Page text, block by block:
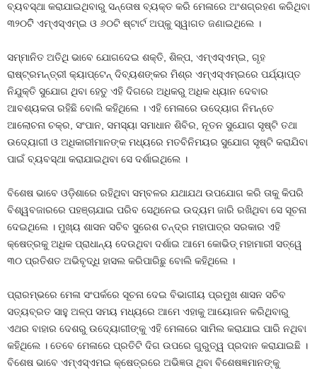
ବ୍ୟବସ୍ଥା କରାଯାଇଥିବାରୁ ସନ୍ତୋଷ ବ୍ୟକ୍ତ କରି ମେଳାରେ ଅଂଶଗ୍ରହଣ କରିଥିବା
୩୨୦ଟିି ଏମ୍‌ଏସ୍‌ଏମ୍‌ଇ ଓ ୬୦ଟି ଷ୍ଟାର୍ଟ ଅପ୍‌କୁ ସ୍ୱାଗତ ଜଣାଇଥିଲେ ।
ସମ୍ମାନିତ ଅତିଥି ଭାବେ ଯୋଗଦେଇ ଶକ୍ତି, ଶିଳ୍ପ, ଏମ୍‌ଏସ୍‌ଏମ୍‌ଇ, ଗୃହ
ରାଷ୍ଟ୍ରମନ୍ତ୍ରୀ କ୍ୟାପ୍‌ଟେନ୍‌ ଦିବ୍ୟଶଙ୍କର ମିଶ୍ର ଏମ୍‌ଏସ୍‌ଏମ୍‌ଇରେ ପର୍ଯ୍ୟାପ୍ତ
ନିଯୁକ୍ତି ସୁଯୋଗ ଥିବା ହେତୁ ଏହି ଦିଗରେ ଅଧିକରୁ ଅଧିକ ଧ୍ୟାନ ଦେବାର
ଆବଶ୍ୟକତା ରହିଛି ବୋଲି କହିଥିଲେ । ଏହି ମେଳାରେ ଉଦ୍ୟୋଗ ନିମନ୍ତେ
ଆଲୋଚନା ଚକ୍ର, ସଂପାନ, ସମସ୍ୟା ସମାଧାନ ଶିବିର, ନୂତନ ସୁଯୋଗ ସୃଷ୍ଟି ତଥା
ଉଦ୍ୟୋଗୀ ଓ ଅଧିକାରୀମାନଙ୍କ ମଧ୍ୟରେ ମତବିନିମୟର ସୁଯୋଗ ସୃଷ୍ଟି କରାଯିବା
ପାଇଁ ବ୍ୟବସ୍ଥା କରାଯାଇଥିବା ସେ ଦର୍ଶାଇଥିଲେ ।
ବିଶେଷ ଭାବେ ଓଡ଼ିଶାରେ ରହିଥିବା ସମ୍ବଳର ଯଥାଯଥ ଉପଯୋଗ କରି ତାକୁ କିପରି
ବିଶ୍ୱବଜାରରେ ପହଞ୍ଚାଯାଇ ପରିବ ସେଥିନେଇ ଉଦ୍ୟମ ଜାରି ରଖିଥିବା ସେ ସୂଚନା
ଦେଇଥିଲେ । ମୁଖ୍ୟ ଶାସନ ସଚିବ ସୁରେଶ ଚନ୍ଦ୍ର ମହାପାତ୍ର ସରକାର ଏହି
କ୍ଷେତ୍ରକୁ ଅଧିକ ପ୍ରାଧାନ୍ୟ ଦେଉଥିବା ଦର୍ଶାଇ ଆମେ କୋଭିଡ୍‌ ମହାମାରୀ ସତ୍ୱେ
୩୦ ପ୍ରତିଶତ ଅଭିବୃଦ୍ଧି ହାସଲ କରିପାରିଛୁ ବୋଲି କହିଥିଲେ ।
ପ୍ରାରମ୍ଭରେ ମେଳା ସଂପର୍କରେ ସୂଚନା ଦେଇ ବିଭାଗୀୟ ପ୍ରମୁଖ ଶାସନ ସଚିବ
ସତ୍ୟବ୍ରତ ସାହୁ ଅଳ୍ପ ସମୟ ମଧ୍ୟରେ ଆମେ ଏହାକୁ ଆୟୋଜନ କରିଥିବାରୁ
ଏଥର ବାହାର ଦେଶରୁ ଉଦ୍ୟୋଗୀଙ୍କୁ ଏହି ମେଳାରେ ସାମିଲ କରାଯାଇ ପାରି ନଥିବା
କହିଥିଲେ । ତେବେ ମେଳାରେ ପ୍ରତିଟି ଦିଗ ଉପରେ ଗୁରୁତ୍ୱ ପ୍ରଦାନ କରାଯାଇଛି ।
ବିଶେଷ ଭାବେ ଏମ୍‌ଏସ୍‌ଏମଇ କ୍ଷେତ୍ରରେ ଅଭିଜ୍ଞତା ଥିବା ବିଶେଷଜ୍ଞମାନଙ୍କୁ